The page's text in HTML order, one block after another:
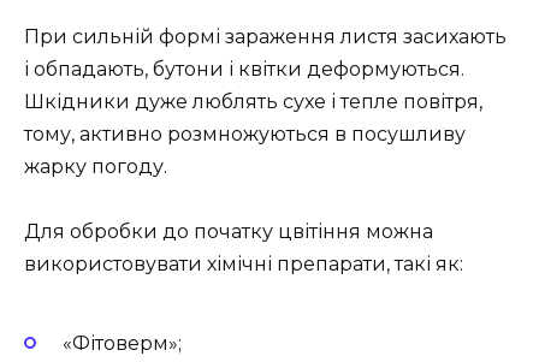
При сильній формі зараження листя засихають
і обпадають, бутони і квітки деформуються.
Шкідники дуже люблять сухе і тепле повітря,
тому, активно розмножуються в посушливу
жарку погоду.
Для обробки до початку цвітіння можна
використовувати хімічні препарати, такі як:
«Фітоверм»;